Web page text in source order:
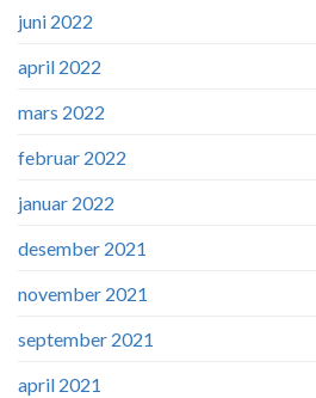
juni 2022
april 2022
mars 2022
februar 2022
januar 2022
desember 2021
november 2021
september 2021
april 2021